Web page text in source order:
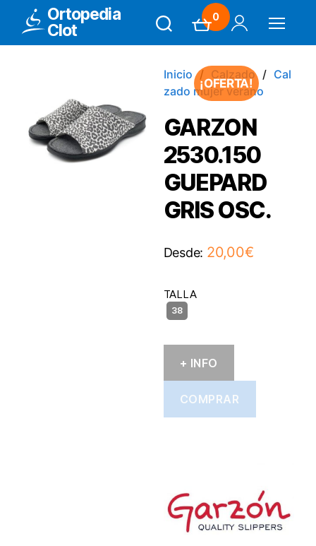
Ortopedia
Clot
0
Inicio Calzado
Cal
zado mujer verano
GARZON
2530.150
GUEPARD
GRIS OSC.
Desde: 20,00€
TALLA
+ INFO
COMPRAR
¡OFERTA!